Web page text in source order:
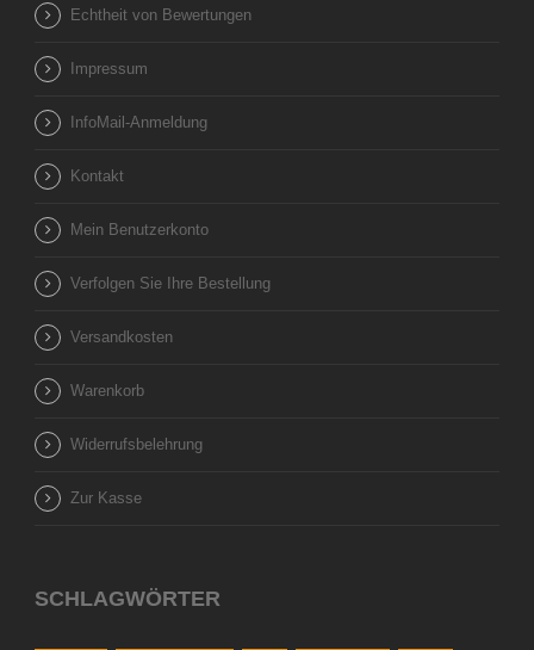
Echtheit von Bewertungen
Impressum
InfoMail-Anmeldung
Kontakt
Mein Benutzerkonto
Verfolgen Sie Ihre Bestellung
Versandkosten
Warenkorb
Widerrufsbelehrung
Zur Kasse
SCHLAGWÖRTER